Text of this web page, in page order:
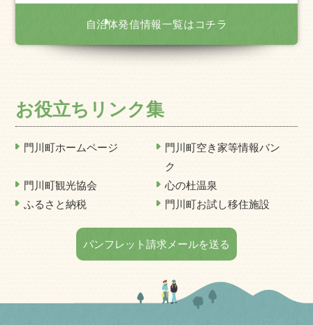
自治体発信情報一覧はコチラ
お役立ちリンク集
門川町ホームページ
門川町空き家等情報バン
ク
門川町観光協会
心の杜温泉
ふるさと納税
門川町お試し移住施設
パンフレット請求メールを送る